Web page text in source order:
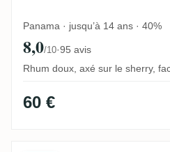
Panama · jusqu’à 14 ans · 40%
8,0/10·95 avis
Rhum doux, axé sur le sherry,
60 €